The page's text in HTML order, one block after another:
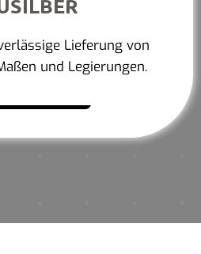
Lieferung von
und Legierungen.